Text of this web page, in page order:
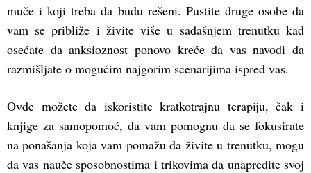
muče i koji treba da budu rešeni. Pustite druge osobe da
vam se približe i živite više u sadašnjem trenutku kad
osećate da anksioznost ponovo kreće da vas navodi da
razmišljate o mogućim najgorim scenarijima ispred vas.
Ovde možete da iskoristite kratkotrajnu terapiju, čak i
knjige za samopomoć, da vam pomognu da se fokusirate
na ponašanja koja vam pomažu da živite u trenutku, mogu
da vas nauče sposobnostima i trikovima da unapredite svoj